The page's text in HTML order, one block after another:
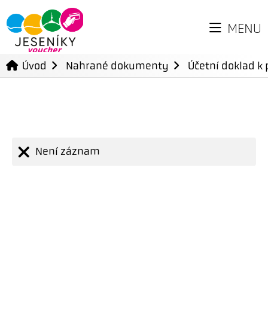
MENU
Úvod Nahrané dokumenty Účetní doklad
Není záznam